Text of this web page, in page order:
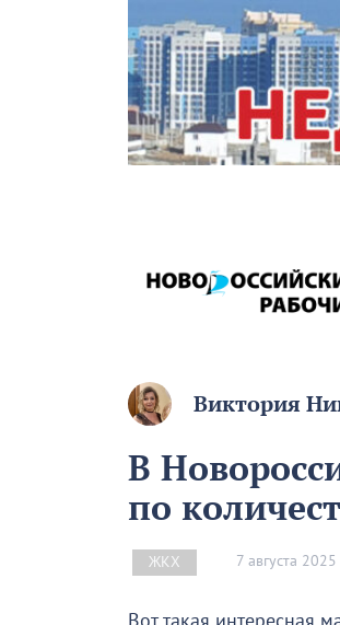
Виктория
В
по
ЖКХ 7 августа 2025